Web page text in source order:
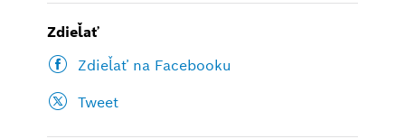
Zdieľať
Zdieľať na Facebooku
Tweet